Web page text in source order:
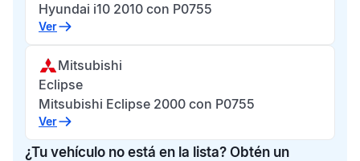
Hyundai i10 2010 con P0755
Ver
Mitsubishi
Eclipse
Mitsubishi Eclipse 2000 con P0755
Ver
¿Tu vehículo no está en la lista? Obtén un